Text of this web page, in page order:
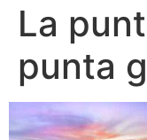
La
punta